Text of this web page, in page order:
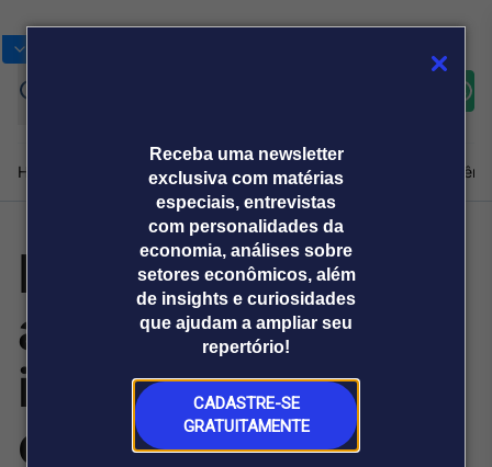
Receba uma newsletter
exclusiva com matérias
especiais, entrevistas
com personalidades da
economia, análises sobre
setores econômicos, além
de insights e curiosidades
que ajudam a ampliar seu
repertório!
CADASTRE-SE
GRATUITAMENTE
Home Produtos e soluçõesNotíciasBlogWeekend
Plataformas
Broadcast
Broadcast+
O mercado
financeiro em
tempo real
Sobre nós Releases Broadcast
Prêmio Broadcast
Analistas
Prêmio Broadcast
Empresas
Agências de
comunicação
Releases
Empresas
ampliam uso de
incentivos em
estratégias ESG